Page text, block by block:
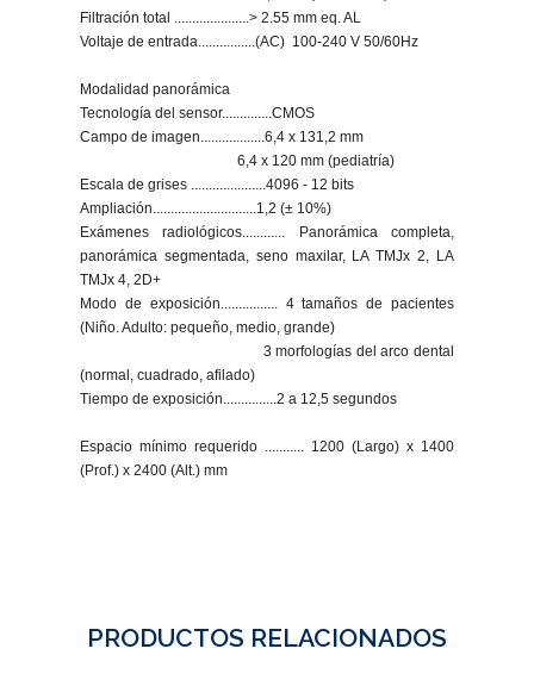
Filtración total .....................> 2.55 mm eq. AL
Voltaje de entrada................(AC) 100-240 V 50/60Hz
Modalidad panorámica
Tecnología del sensor..............CMOS
Campo de imagen..................6,4 x 131,2 mm
6,4 x 120 mm (pediatría)
Escala de grises .....................4096 - 12 bits
Ampliación.............................1,2 (± 10%)
Exámenes radiológicos............ Panorámica completa,
panorámica segmentada, seno maxilar, LA TMJx 2, LA
TMJx 4, 2D+
Modo de exposición................ 4 tamaños de pacientes
(Niño. Adulto: pequeño, medio, grande)
3 morfologías del arco dental
(normal, cuadrado, afilado)
Tiempo de exposición...............2 a 12,5 segundos
Espacio mínimo requerido ........... 1200 (Largo) x 1400
(Prof.) x 2400 (Alt.) mm
PRODUCTOS RELACIONADOS